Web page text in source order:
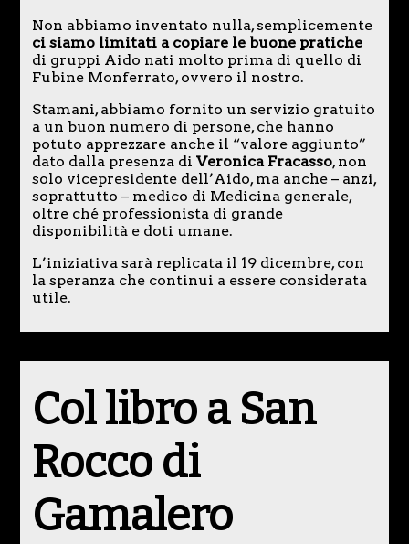
Non abbiamo inventato nulla, semplicemente
ci siamo limitati a copiare le buone pratiche
di gruppi Aido nati molto prima di quello di
Fubine Monferrato, ovvero il nostro.
Stamani, abbiamo fornito un servizio gratuito
a un buon numero di persone, che hanno
potuto apprezzare anche il “valore aggiunto”
dato dalla presenza di Veronica Fracasso, non
solo vicepresidente dell’Aido, ma anche – anzi,
soprattutto – medico di Medicina generale,
oltre ché professionista di grande
disponibilità e doti umane.
L’iniziativa sarà replicata il 19 dicembre, con
la speranza che continui a essere considerata
utile.
Col libro a San
Rocco di
Gamalero